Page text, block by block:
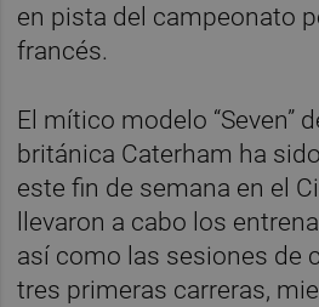
en pista del campeonato
francés.
El mítico modelo “Seven”
británica Caterham ha
este fin de semana en el
llevaron a cabo los
así como las sesiones de
tres primeras carreras,